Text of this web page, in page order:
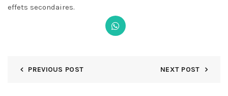
effets secondaires.
PREVIOUS POST NEXT POST